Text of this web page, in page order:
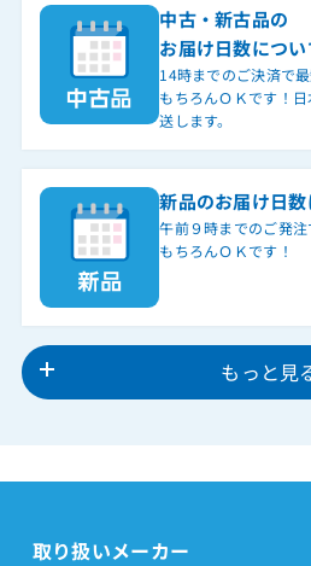
中古・新古品の
お届け日数につい
14時までのご決済で
もちろんＯＫです！
送します。
新品のお届け日
午前９時までのご発
もちろんＯＫです！
もっと見
取り扱いメーカー